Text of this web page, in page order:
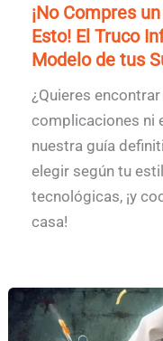
¡No Compres
Esto! El Truco
Modelo de tus
¿Quieres
complicaciones ni
nuestra guía
elegir según tu
tecnológicas, ¡y
casa!